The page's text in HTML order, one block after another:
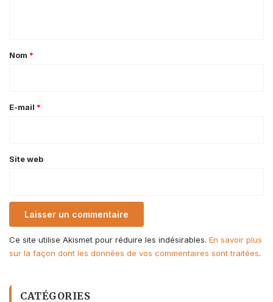
a
e
Nom *
E-mail *
Site web
Ce site utilise Akismet pour réduire les indésirables. En savoir plus
sur la façon dont les données de vos commentaires sont traitées.
CATÉGORIES